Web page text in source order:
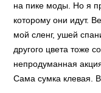
на пике моды. Но я
которому они идут.
мой сленг, ушей
другого цвета тоже
непродуманная
Сама сумка клевая.